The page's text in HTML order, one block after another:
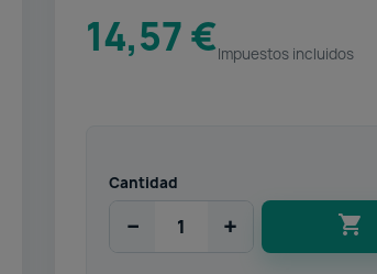
14,57 €Impuestos incluidos
Cantidad
− + 